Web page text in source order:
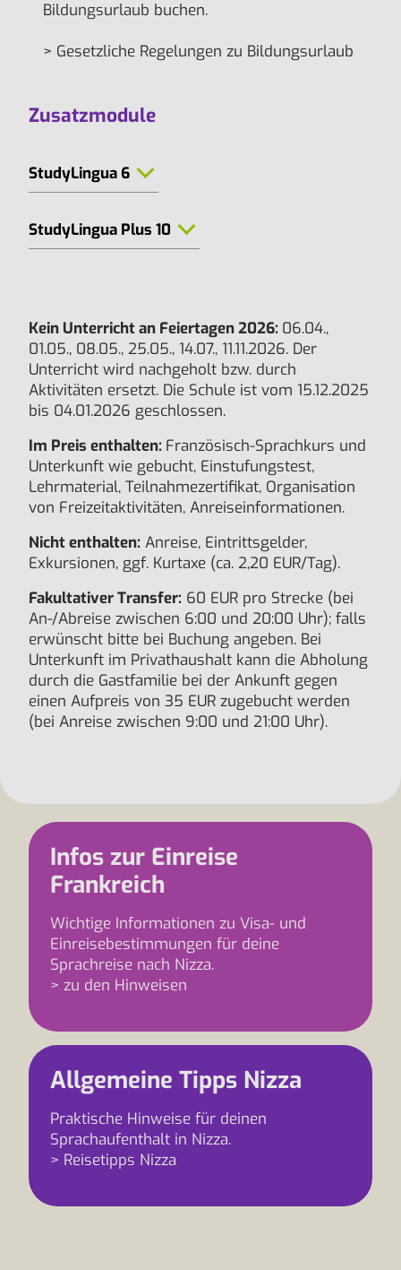
Bildungsurlaub buchen.
> Gesetzliche Regelungen zu Bildungsurlaub
Zusatzmodule
StudyLingua 6
StudyLingua Plus 10
Kein Unterricht an Feiertagen 2026: 06.04.,
01.05., 08.05., 25.05., 14.07., 11.11.2026. Der
Unterricht wird nachgeholt bzw. durch
Aktivitäten ersetzt. Die Schule ist vom 15.12.2025
bis 04.01.2026 geschlossen.
Im Preis enthalten: Französisch-Sprachkurs und
Unterkunft wie gebucht, Einstufungstest,
Lehrmaterial, Teilnahmezertifikat, Organisation
von Freizeitaktivitäten, Anreiseinformationen.
Nicht enthalten: Anreise, Eintrittsgelder,
Exkursionen, ggf. Kurtaxe (ca. 2,20 EUR/Tag).
Fakultativer Transfer: 60 EUR pro Strecke (bei
An-/Abreise zwischen 6:00 und 20:00 Uhr); falls
erwünscht bitte bei Buchung angeben. Bei
Unterkunft im Privathaushalt kann die Abholung
durch die Gastfamilie bei der Ankunft gegen
einen Aufpreis von 35 EUR zugebucht werden
(bei Anreise zwischen 9:00 und 21:00 Uhr).
Infos zur Einreise
Frankreich
Wichtige Informationen zu Visa- und
Einreisebestimmungen für deine
Sprachreise nach Nizza.
> zu den Hinweisen
Allgemeine Tipps Nizza
Praktische Hinweise für deinen
Sprachaufenthalt in Nizza.
> Reisetipps Nizza